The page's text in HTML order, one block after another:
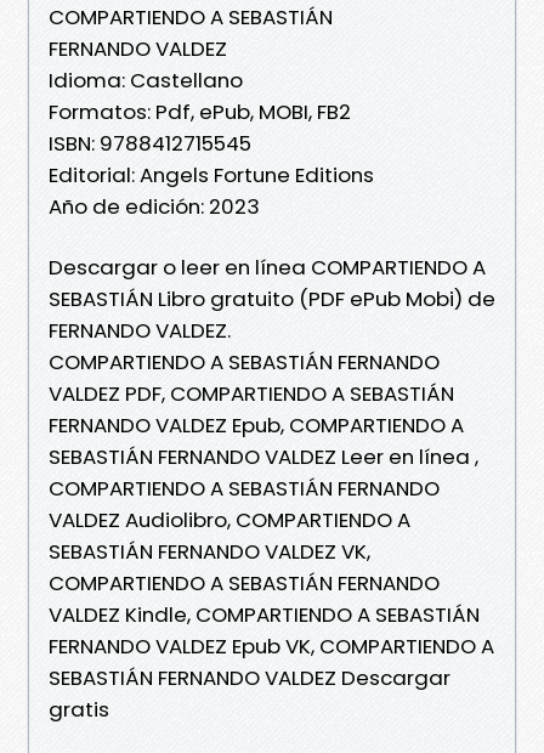
COMPARTIENDO A SEBASTIÁN
FERNANDO VALDEZ
Idioma: Castellano
Formatos: Pdf, ePub, MOBI, FB2
ISBN: 9788412715545
Editorial: Angels Fortune Editions
Año de edición: 2023
Descargar o leer en línea COMPARTIENDO A
SEBASTIÁN Libro gratuito (PDF ePub Mobi) de
FERNANDO VALDEZ.
COMPARTIENDO A SEBASTIÁN FERNANDO
VALDEZ PDF, COMPARTIENDO A SEBASTIÁN
FERNANDO VALDEZ Epub, COMPARTIENDO A
SEBASTIÁN FERNANDO VALDEZ Leer en línea ,
COMPARTIENDO A SEBASTIÁN FERNANDO
VALDEZ Audiolibro, COMPARTIENDO A
SEBASTIÁN FERNANDO VALDEZ VK,
COMPARTIENDO A SEBASTIÁN FERNANDO
VALDEZ Kindle, COMPARTIENDO A SEBASTIÁN
FERNANDO VALDEZ Epub VK, COMPARTIENDO A
SEBASTIÁN FERNANDO VALDEZ Descargar
gratis